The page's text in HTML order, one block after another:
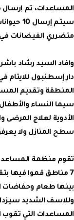
سيتم
متضرري الفيضانات
وافاد السيد رشاد
دار إسطنبول للايتام
المنطقة وتقديم
سيما النساء
الأدوية لعلاج المرضى
سطح المنازل ولا
تقوم منظمة
7 مناطق قموا فيها
بينها طعام وحفاضات
وللاسف الشديد
المساعدات التي